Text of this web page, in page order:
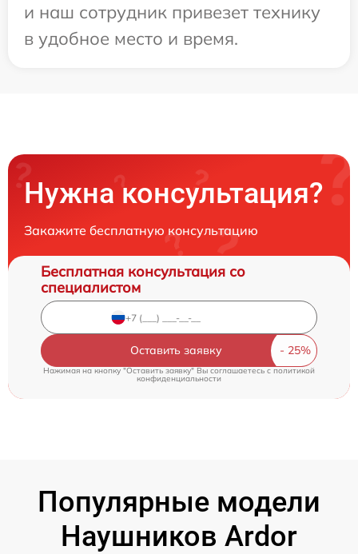
и наш сотрудник привезет технику
в удобное место и время.
Нужна консультация?
Закажите бесплатную консультацию
Бесплатная консультация со
специалистом
Оставить заявку
Нажимая на кнопку "Оставить заявку" Вы соглашаетесь cполитикой
конфиденциальности
Популярные модели
Наушников Ardor